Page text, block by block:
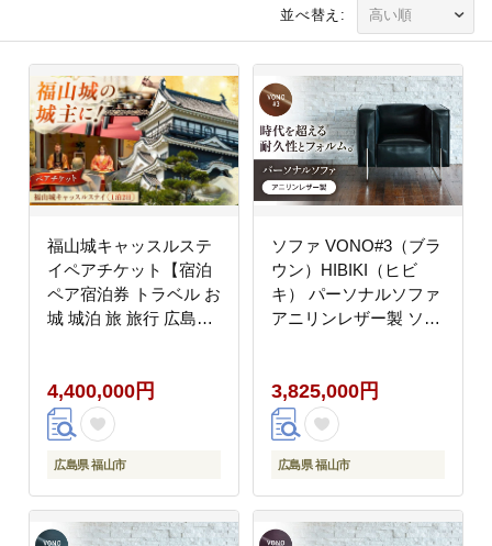
並べ替え:
福山城キャッスルステ
イペアチケット【宿泊
ペア宿泊券 トラベル お
城 城泊 旅 旅行 広島県
4,400,000円
広島県 福山市
ソファ VONO#3（ブラ
ウン）HIBIKI（ヒビ
キ） パーソナルソファ
アニリンレザー製 ソフ
気 おすすめ 広島県福山
市/株式会社心石工芸
[BABV021]
3,825,000円
広島県 福山市